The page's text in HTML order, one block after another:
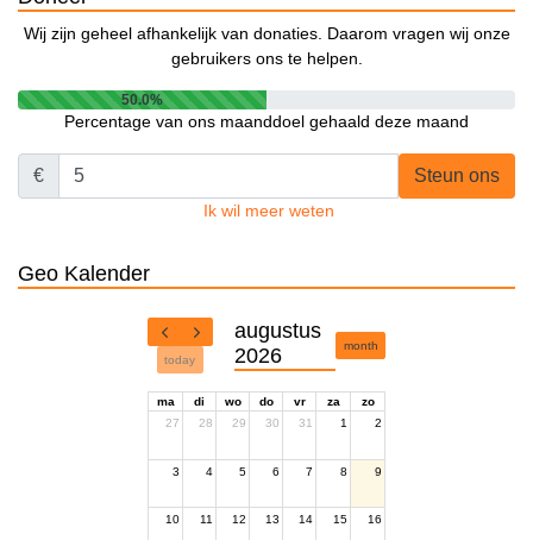
Wij zijn geheel afhankelijk van donaties. Daarom vragen wij onze
gebruikers ons te helpen.
50.0%
Percentage van ons maanddoel gehaald deze maand
€ Steun ons
Ik wil meer weten
Geo Kalender
today
augustus
2026
month
ma di wo do vr za
zo
27
28 29 30 31 1 2
3 4 5 6 7 8 9
10 11 12 13 14 15 16